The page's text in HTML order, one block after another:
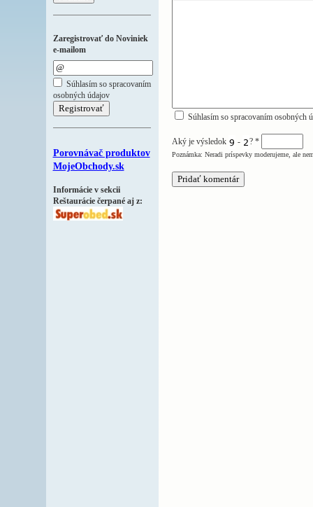
Zaregistrovať do Noviniek
e-mailom
Súhlasím so spracovaním
osobných údajov
Porovnávač produktov
MojeObchody.sk
Informácie v sekcii
Reštaurácie čerpané aj z:
Súhlasím so spracovaním osobných
Aký je výsledok - ? *
Poznámka: Neradi príspevky moderujeme, ale